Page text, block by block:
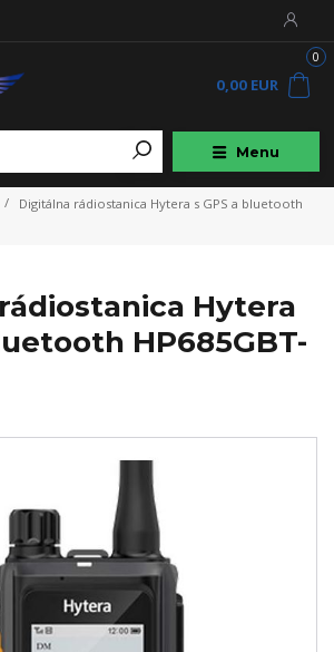
Menu
0
0,00 EUR
Digitálna rádiostanica Hytera s GPS a bluetooth
Hytera
HP685GBT-